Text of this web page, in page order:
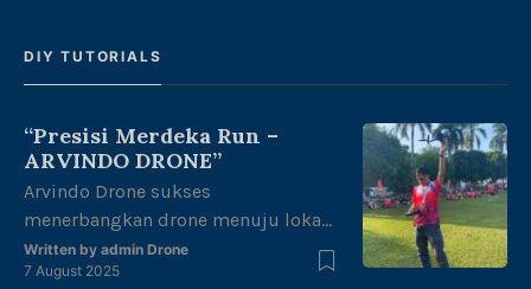
ini adalah versi upgrade dari DJI
Phantom 3 advance. […]
DIY TUTORIALS
“Presisi Merdeka Run –
ARVINDO DRONE”
Arvindo Drone sukses
menerbangkan drone menuju lokasi
start Runing untuk melakukan
mapping area di halaman kantor
Written by admin Drone
7 August 2025